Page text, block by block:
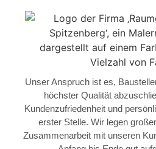
Unser Anspruch ist es,
höchster Qualität
Kundenzufriedenheit und
erster Stelle. Wir legen
Zusammenarbeit mit unseren